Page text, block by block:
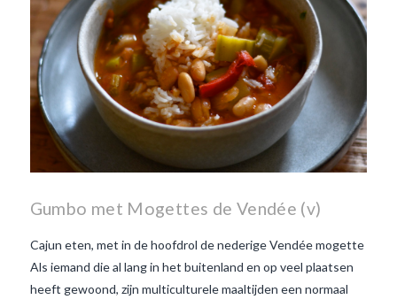
Gumbo met Mogettes de Vendée (v)
Cajun eten, met in de hoofdrol de nederige Vendée mogette
Als iemand die al lang in het buitenland en op veel plaatsen
heeft gewoond, zijn multiculturele maaltijden een normaal